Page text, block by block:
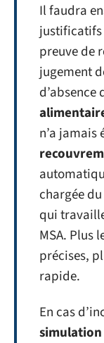
Il faudra
justificatifs
preuve de
jugement
d’absence
n’a jamais
chargée
qui
MSA. Plus
précises,
rapide.
En cas